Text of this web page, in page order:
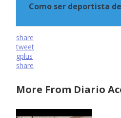
Como ser deportista
share
tweet
gplus
share
More From Diario